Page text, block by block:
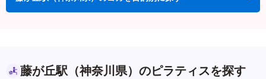
藤が丘駅（神奈川県）のピラティスを探す